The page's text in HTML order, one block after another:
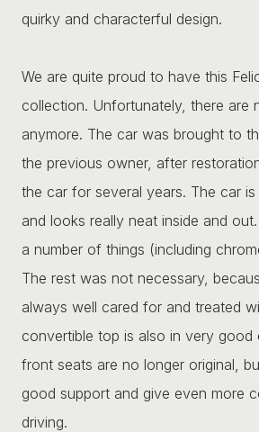
quirky and characterful design.
We are quite proud to have this
collection. Unfortunately, there are
anymore. The car was brought to
the previous owner, after
the car for several years. The car is
and looks really neat inside and
a number of things (including
The rest was not necessary,
always well cared for and treated
convertible top is also in very good
front seats are no longer original,
good support and give even more
driving.